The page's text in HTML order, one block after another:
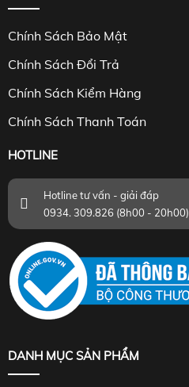
Chính Sách Bảo Mật
Chính Sách Đổi Trả
Chính Sách Kiểm Hàng
Chính Sách Thanh Toán
HOTLINE
Hotline tư vấn - giải đáp
0934. 309.826 (8h00 - 20h00)
DANH MỤC SẢN PHẨM